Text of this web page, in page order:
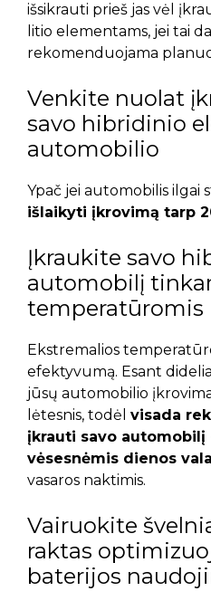
išsikrauti prieš jas vėl
litio elementams, jei tai
rekomenduojama
Venkite nuolat
savo hibridinio
automobilio
Ypač jei automobilis ilgai
išlaikyti įkrovimą tarp
Įkraukite savo
automobilį
temperatūromis
Ekstremalios
efektyvumą. Esant
jūsų automobilio
lėtesnis, todėl visada
įkrauti savo automobilį
vėsesnėmis dienos
vasaros naktimis.
Vairuokite
raktas
baterijos